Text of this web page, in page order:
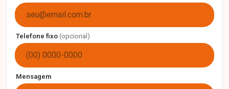
Telefone fixo (opcional)
Mensagem